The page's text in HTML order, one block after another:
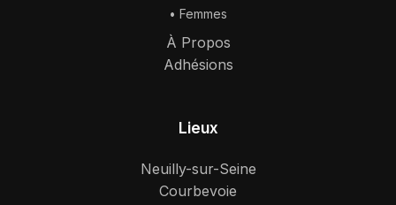
• Femmes
À Propos
Adhésions
Lieux
Neuilly-sur-Seine
Courbevoie